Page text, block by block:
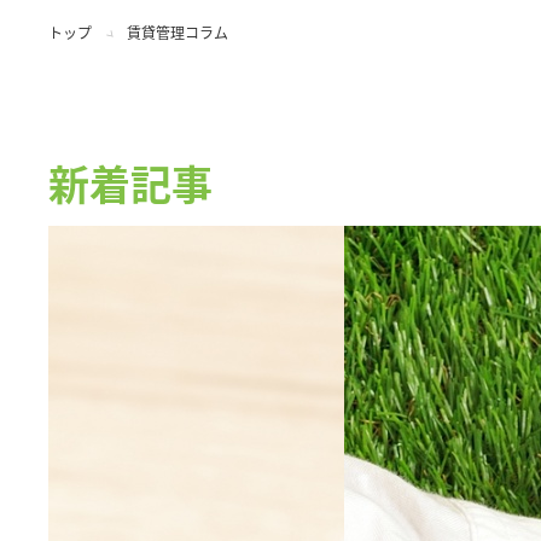
トップ 賃貸管理コラム
新着記事